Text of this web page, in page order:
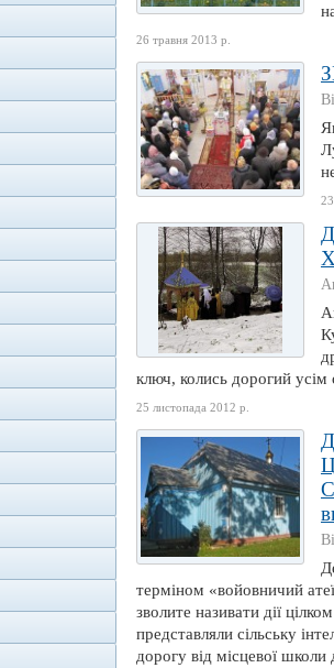
26 травня 2013 р.
ключ, колись дорогий усім
25 листопада 2012 р.
терміном «войовничий
зволите називати дії
представляли сільську
дорогу від місцевої